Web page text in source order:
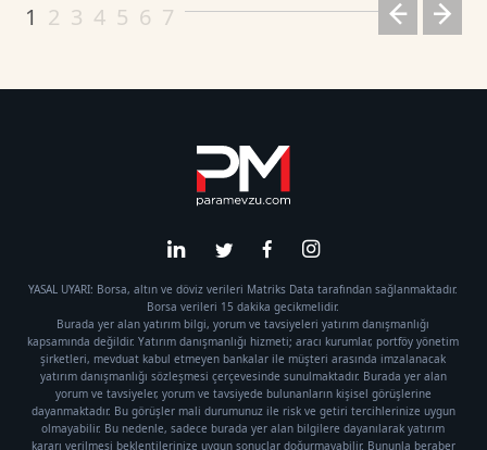
1 2 3 4 5 6 7
YASAL UYARI: Borsa, altın ve döviz verileri Matriks Data tarafından sağlanmaktadır.
Borsa verileri 15 dakika gecikmelidir.
Burada yer alan yatırım bilgi, yorum ve tavsiyeleri yatırım danışmanlığı
kapsamında değildir. Yatırım danışmanlığı hizmeti; aracı kurumlar, portföy yönetim
şirketleri, mevduat kabul etmeyen bankalar ile müşteri arasında imzalanacak
yatırım danışmanlığı sözleşmesi çerçevesinde sunulmaktadır. Burada yer alan
yorum ve tavsiyeler, yorum ve tavsiyede bulunanların kişisel görüşlerine
dayanmaktadır. Bu görüşler mali durumunuz ile risk ve getiri tercihlerinize uygun
olmayabilir. Bu nedenle, sadece burada yer alan bilgilere dayanılarak yatırım
kararı verilmesi beklentilerinize uygun sonuçlar doğurmayabilir. Bununla beraber